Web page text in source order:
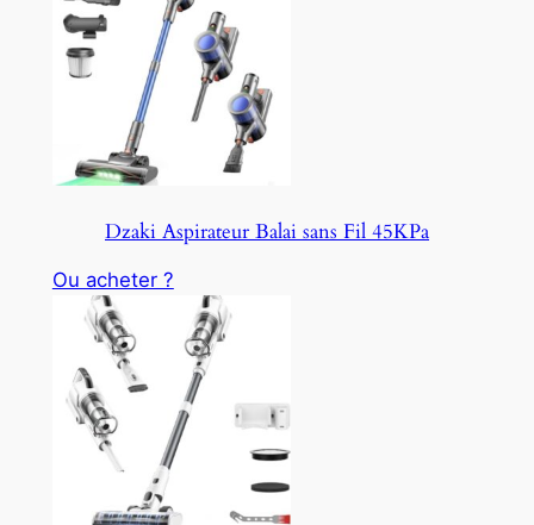
Dzaki Aspirateur Balai sans Fil 45KPa
Ou acheter ?